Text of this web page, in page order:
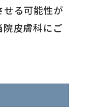
せる可能性が
皮膚科にご